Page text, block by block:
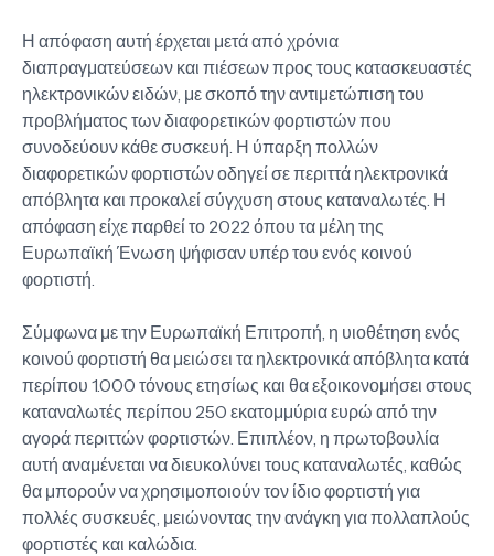
Η απόφαση αυτή έρχεται μετά από χρόνια
διαπραγματεύσεων και πιέσεων προς τους κατασκευαστές
ηλεκτρονικών ειδών, με σκοπό την αντιμετώπιση του
προβλήματος των διαφορετικών φορτιστών που
συνοδεύουν κάθε συσκευή. Η ύπαρξη πολλών
διαφορετικών φορτιστών οδηγεί σε περιττά ηλεκτρονικά
απόβλητα και προκαλεί σύγχυση στους καταναλωτές. Η
απόφαση είχε παρθεί το 2022 όπου τα μέλη της
Ευρωπαϊκή Ένωση ψήφισαν υπέρ του ενός κοινού
φορτιστή.
Σύμφωνα με την Ευρωπαϊκή Επιτροπή, η υιοθέτηση ενός
κοινού φορτιστή θα μειώσει τα ηλεκτρονικά απόβλητα κατά
περίπου 1.000 τόνους ετησίως και θα εξοικονομήσει στους
καταναλωτές περίπου 250 εκατομμύρια ευρώ από την
αγορά περιττών φορτιστών. Επιπλέον, η πρωτοβουλία
αυτή αναμένεται να διευκολύνει τους καταναλωτές, καθώς
θα μπορούν να χρησιμοποιούν τον ίδιο φορτιστή για
πολλές συσκευές, μειώνοντας την ανάγκη για πολλαπλούς
φορτιστές και καλώδια.